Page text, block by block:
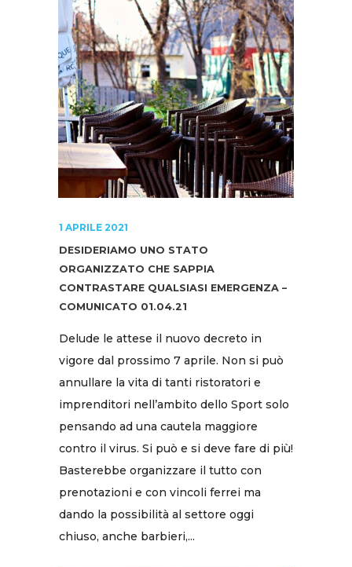
1 APRILE 2021
DESIDERIAMO UNO STATO
ORGANIZZATO CHE SAPPIA
CONTRASTARE QUALSIASI EMERGENZA –
COMUNICATO 01.04.21
Delude le attese il nuovo decreto in
vigore dal prossimo 7 aprile. Non si può
annullare la vita di tanti ristoratori e
imprenditori nell’ambito dello Sport solo
pensando ad una cautela maggiore
contro il virus. Si può e si deve fare di più!
Basterebbe organizzare il tutto con
prenotazioni e con vincoli ferrei ma
dando la possibilità al settore oggi
chiuso, anche barbieri,...